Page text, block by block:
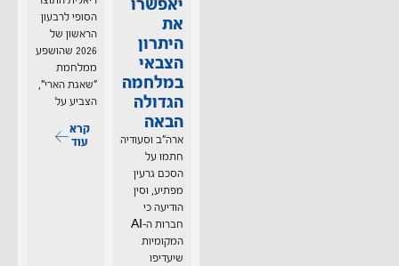
את
היתרון
הצבאי
במלחמה
הגדולה
הבאה
ארה"ב וסעודיה
חתמו על
הסכם גרעין
מפתיע, וסין
הודיעה כי
חברות ה–AI
המקומיות
שיעדיפו
הסופי לרבעון
הראשון של
2026 שהושפע
ממלחמת
"שאגת הארי",
הצביע על
קרא
עוד